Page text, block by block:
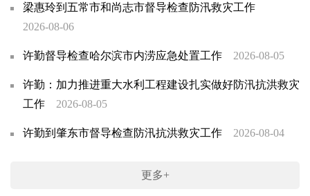
梁惠玲到五常市和尚志市督导检查防汛救灾工作
2026-08-06
许勤督导检查哈尔滨市内涝应急处置工作 2026-08-05
许勤：加力推进重大水利工程建设扎实做好防汛抗洪救灾
工作
2026-08-05
许勤到肇东市督导检查防汛抗洪救灾工作 2026-08-04
更多+